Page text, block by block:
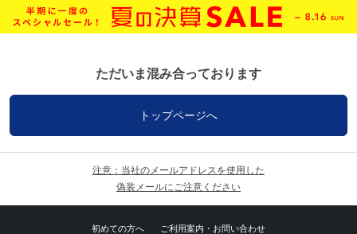
ただいま混み合っております
トップページへ
注意：当社のメールアドレスを使用した
偽装メールにご注意ください
初めての方へ ご利用案内・お問い合わせ